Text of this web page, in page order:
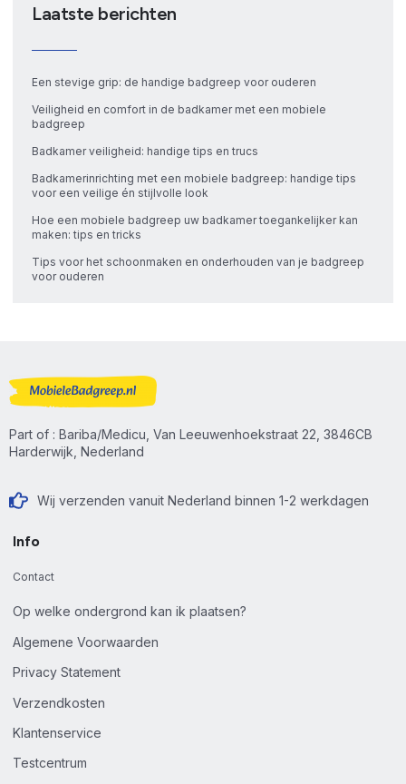
Laatste berichten
Een stevige grip: de handige badgreep voor ouderen
Veiligheid en comfort in de badkamer met een mobiele
badgreep
Badkamer veiligheid: handige tips en trucs
Badkamerinrichting met een mobiele badgreep: handige tips
voor een veilige én stijlvolle look
Hoe een mobiele badgreep uw badkamer toegankelijker kan
maken: tips en tricks
Tips voor het schoonmaken en onderhouden van je badgreep
voor ouderen
Part of : Bariba/Medicu, Van Leeuwenhoekstraat 22, 3846CB
Harderwijk, Nederland
Wij verzenden vanuit Nederland binnen 1-2 werkdagen
Info
Contact
Op welke ondergrond kan ik plaatsen?
Algemene Voorwaarden
Privacy Statement
Verzendkosten
Klantenservice
Testcentrum